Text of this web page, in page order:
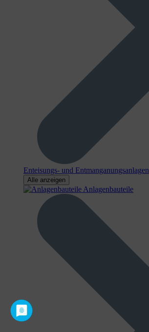
Enteisungs- und Entmanganungsanlagen
Alle anzeigen
Anlagenbauteile